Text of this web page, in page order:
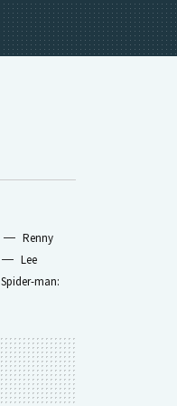
Renny
Lee
Spider-man: